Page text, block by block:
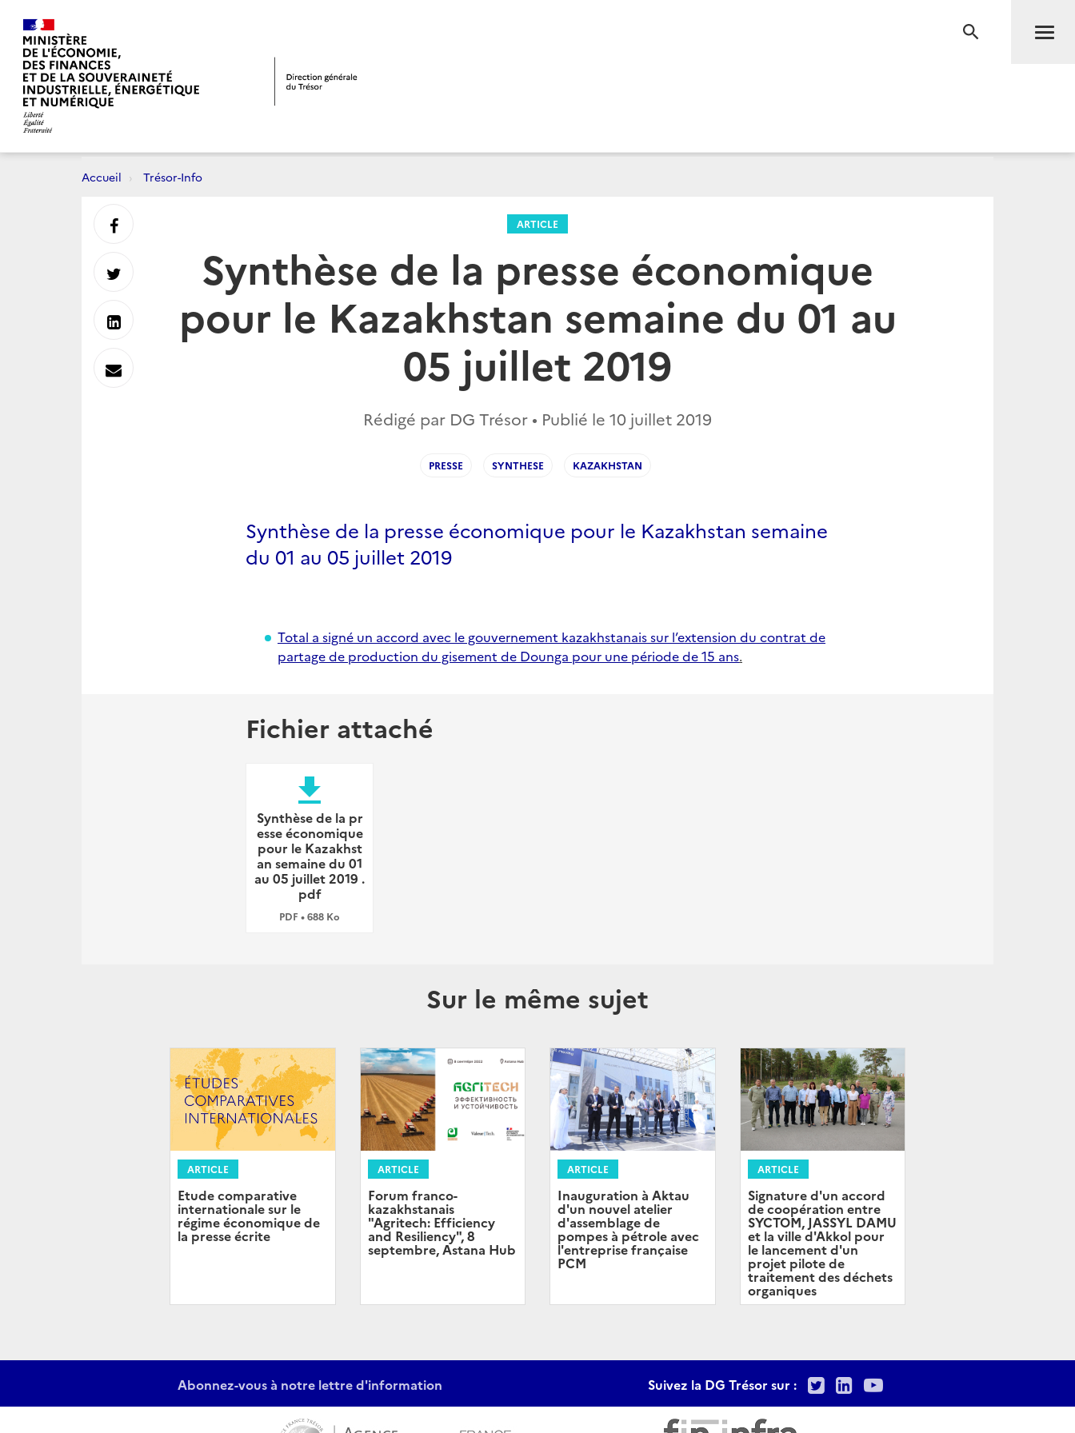
RECHERCHE
Accueil Trésor-Info
ARTICLE
Synthèse de la presse économique
pour le Kazakhstan semaine du 01 au
05 juillet 2019
Rédigé par DG Trésor • Publié le 10 juillet 2019
PRESSE SYNTHESE KAZAKHSTAN
Synthèse de la presse économique pour le Kazakhstan semaine
du 01 au 05 juillet 2019
Total a signé un accord avec le gouvernement kazakhstanais sur l’extension du contrat de
partage de production du gisement de Dounga pour une période de 15 ans.
Fichier attaché
file_download
Synthèse de la pr
esse économique
pour le Kazakhst
an semaine du 01
au 05 juillet 2019 .
pdf
PDF • 688 Ko
Sur le même sujet
ARTICLE
Etude comparative
internationale sur le
régime économique de
la presse écrite
ARTICLE
Forum franco-
kazakhstanais
"Agritech: Efficiency
and Resiliency", 8
septembre, Astana Hub
ARTICLE
Inauguration à Aktau
d'un nouvel atelier
d'assemblage de
pompes à pétrole avec
l'entreprise française
PCM
ARTICLE
Signature d'un accord
de coopération entre
SYCTOM, JASSYL DAMU
et la ville d'Akkol pour
le lancement d'un
projet pilote de
traitement des déchets
organiques
Partager
sur
Partager
sur
Partager
sur
Envoyer
Abonnez-vous à notre lettre d'information Suivez la DG Trésor sur : TwitterLinkedIn
Youtube